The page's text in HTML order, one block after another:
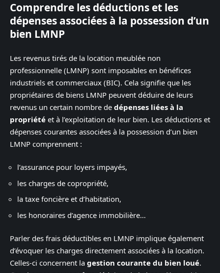
Comprendre les déductions et les
dépenses associées à la possession d’un
bien LMNP
Les revenus tirés de la location meublée non
professionnelle (LMNP) sont imposables en bénéfices
industriels et commerciaux (BIC). Cela signifie que les
propriétaires de biens LMNP peuvent déduire de leurs
revenus un certain nombre de dépenses liées à la
propriété et à l’exploitation de leur bien. Les déductions et
dépenses courantes associées à la possession d’un bien
LMNP comprennent :
l’assurance pour loyers impayés,
les charges de copropriété,
la taxe foncière et d’habitation,
les honoraires d’agence immobilière…
Parler des frais déductibles en LMNP implique également
d’évoquer les charges directement associées à la location.
Celles-ci concernent la gestion courante du bien loué.